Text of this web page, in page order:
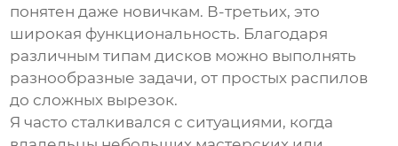
понятен даже новичкам. В-третьих, это
широкая функциональность. Благодаря
различным типам дисков можно выполнять
разнообразные задачи, от простых распилов
до сложных вырезок.
Я часто сталкивался с ситуациями, когда